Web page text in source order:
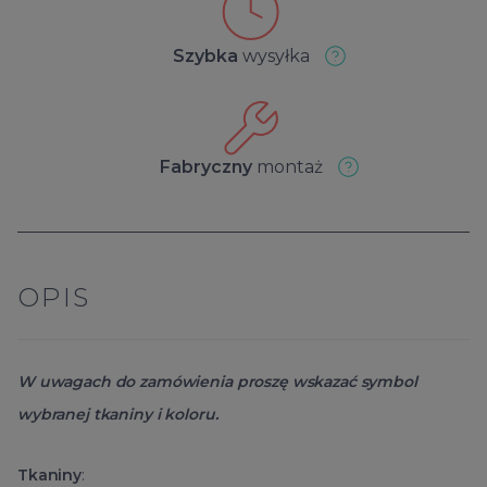
Szybka wysyłka
Fabryczny montaż
OPIS
W uwagach do zamówienia proszę wskazać symbol
wybranej tkaniny i koloru.
Tkaniny: